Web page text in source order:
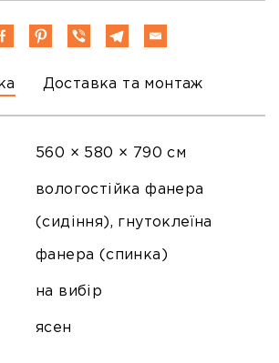
Доставка та монтаж
560 × 580 × 790 см
вологостійка фанера
(сидіння), гнутоклеїна
фанера (спинка)
на вибір
ясен